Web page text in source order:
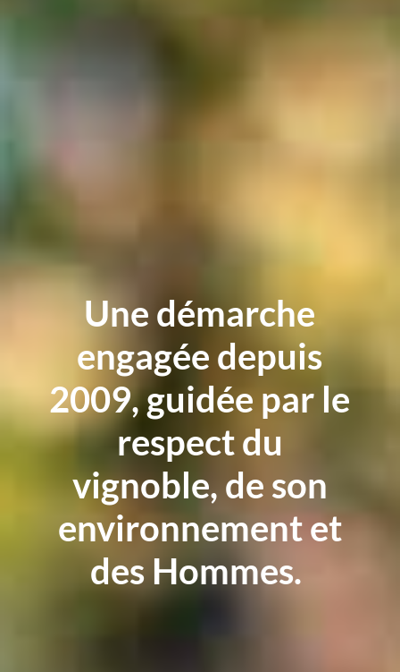
Une démarche
engagée depuis
2009, guidée par le
respect du
vignoble, de son
environnement et
des Hommes.